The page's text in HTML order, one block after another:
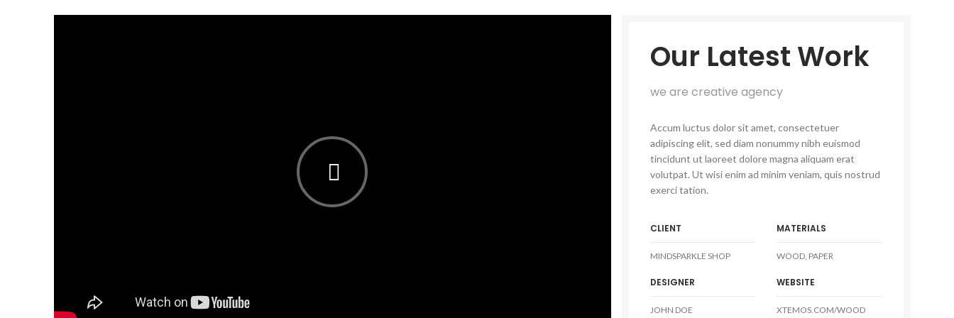
Our Latest Work
we are creative agency
Accum luctus dolor sit amet, consectetuer
adipiscing elit, sed diam nonummy nibh euismod
tincidunt ut laoreet dolore magna aliquam erat
volutpat. Ut wisi enim ad minim veniam, quis nostrud
exerci tation.
CLIENT
MINDSPARKLE SHOP
DESIGNER
JOHN DOE
MATERIALS
WOOD, PAPER
WEBSITE
XTEMOS.COM/WOOD